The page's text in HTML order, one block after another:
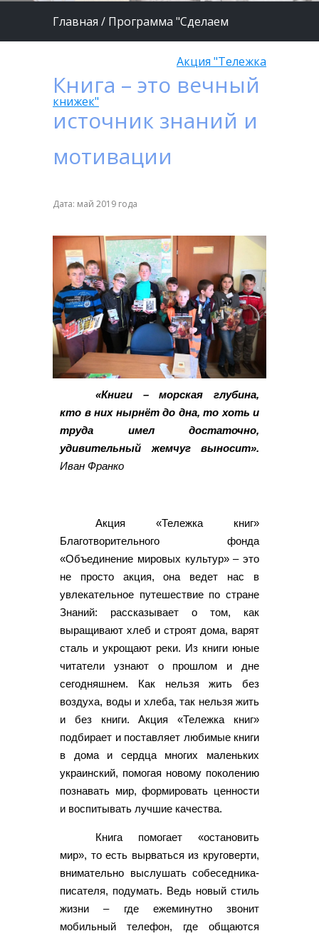
Главная / Программа "Сделаем
Акция "Тележка
книжек"
Книга – это вечный
источник знаний и
мотивации
Дата: май 2019 года
«Книги – морская глубина,
кто в них нырнёт до дна, то хоть и
труда имел достаточно,
удивительный жемчуг выносит».
Иван Франко
Акция «Тележка книг»
Благотворительного фонда
«Объединение мировых культур» – это
не просто акция, она ведет нас в
увлекательное путешествие по стране
Знаний: рассказывает о том, как
выращивают хлеб и строят дома, варят
сталь и укрощают реки. Из книги юные
читатели узнают о прошлом и дне
сегодняшнем. Как нельзя жить без
воздуха, воды и хлеба, так нельзя жить
и без книги. Акция «Тележка книг»
подбирает и поставляет любимые книги
в дома и сердца многих маленьких
украинский, помогая новому поколению
познавать мир, формировать ценности
и воспитывать лучшие качества.
Книга помогает «остановить
мир», то есть вырваться из круговерти,
внимательно выслушать собеседника-
писателя, подумать. Ведь новый стиль
жизни – где ежеминутно звонит
мобильный телефон, где общаются